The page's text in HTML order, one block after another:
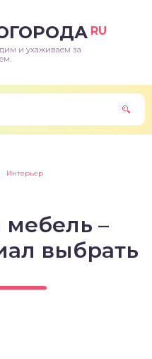
RU
и ухаживаем за
Интерьер
мебель –
выбрать